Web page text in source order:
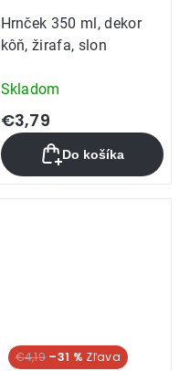
Hrnček 350 ml, dekor
kôň, žirafa, slon
Skladom
€3,79
Do košíka
€4,19 –31 %